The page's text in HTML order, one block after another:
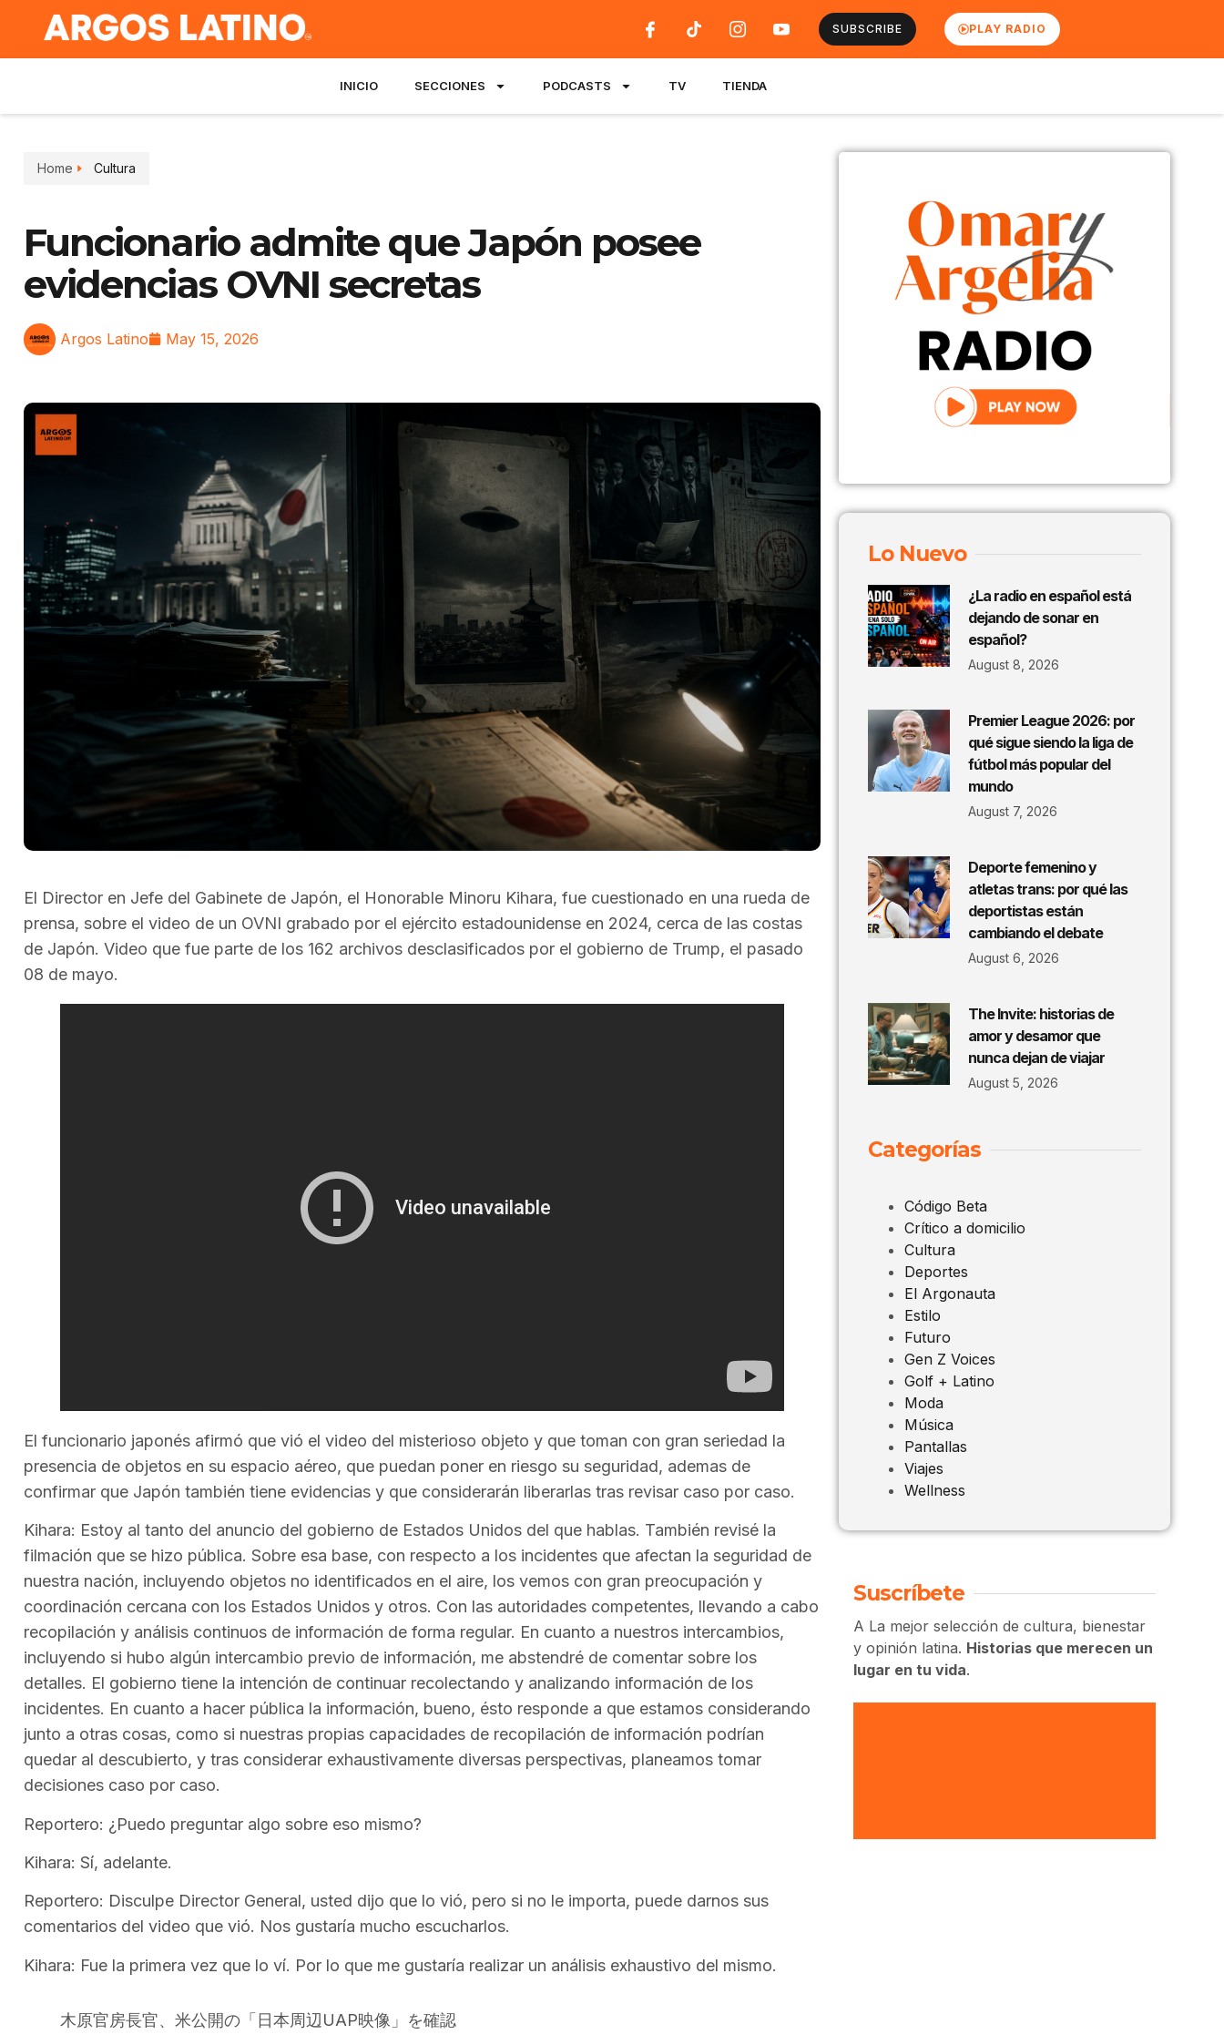
SUBSCRIBE PLAY RADIO
INICIO SECCIONES PODCASTS TV TIENDA
Home Cultura
Funcionario admite que Japón posee
evidencias OVNI secretas
Argos Latino May 15, 2026
El Director en Jefe del Gabinete de Japón, el Honorable Minoru Kihara, fue cuestionado en una rueda de
prensa, sobre el video de un OVNI grabado por el ejército estadounidense en 2024, cerca de las costas
de Japón. Video que fue parte de los 162 archivos desclasificados por el gobierno de Trump, el pasado
08 de mayo.
El funcionario japonés afirmó que vió el video del misterioso objeto y que toman con gran seriedad la
presencia de objetos en su espacio aéreo, que puedan poner en riesgo su seguridad, ademas de
confirmar que Japón también tiene evidencias y que considerarán liberarlas tras revisar caso por caso.
Kihara: Estoy al tanto del anuncio del gobierno de Estados Unidos del que hablas. También revisé la
filmación que se hizo pública. Sobre esa base, con respecto a los incidentes que afectan la seguridad de
nuestra nación, incluyendo objetos no identificados en el aire, los vemos con gran preocupación y
coordinación cercana con los Estados Unidos y otros. Con las autoridades competentes, llevando a cabo
recopilación y análisis continuos de información de forma regular. En cuanto a nuestros intercambios,
incluyendo si hubo algún intercambio previo de información, me abstendré de comentar sobre los
detalles. El gobierno tiene la intención de continuar recolectando y analizando información de los
incidentes. En cuanto a hacer pública la información, bueno, ésto responde a que estamos considerando
junto a otras cosas, como si nuestras propias capacidades de recopilación de información podrían
quedar al descubierto, y tras considerar exhaustivamente diversas perspectivas, planeamos tomar
decisiones caso por caso.
Reportero: ¿Puedo preguntar algo sobre eso mismo?
Kihara: Sí, adelante.
Reportero: Disculpe Director General, usted dijo que lo vió, pero si no le importa, puede darnos sus
comentarios del video que vió. Nos gustaría mucho escucharlos.
Kihara: Fue la primera vez que lo ví. Por lo que me gustaría realizar un análisis exhaustivo del mismo.
木原官房長官、米公開の「日本周辺UAP映像」を確認
Lo Nuevo
¿La radio en español está
dejando de sonar en
español?
August 8, 2026
Premier League 2026: por
qué sigue siendo la liga de
fútbol más popular del
mundo
August 7, 2026
Deporte femenino y
atletas trans: por qué las
deportistas están
cambiando el debate
August 6, 2026
The Invite: historias de
amor y desamor que
nunca dejan de viajar
August 5, 2026
Categorías
Código Beta
Crítico a domicilio
Cultura
Deportes
El Argonauta
Estilo
Futuro
Gen Z Voices
Golf + Latino
Moda
Música
Pantallas
Viajes
Wellness
Suscríbete
A La mejor selección de cultura, bienestar
y opinión latina. Historias que merecen un
lugar en tu vida.